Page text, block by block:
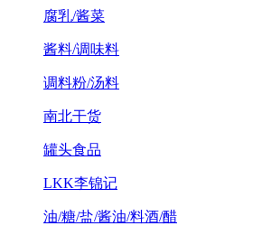
腐乳/酱菜
酱料/调味料
调料粉/汤料
南北干货
罐头食品
LKK李锦记
油/糖/盐/酱油/料酒/醋